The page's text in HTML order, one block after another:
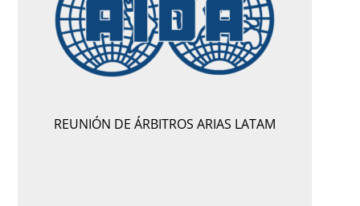
REUNIÓN DE ÁRBITROS ARIAS LATAM